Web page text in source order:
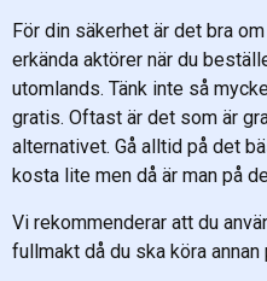
För din säkerhet är det bra
erkända aktörer när du
utomlands. Tänk inte så
gratis. Oftast är det som är
alternativet. Gå alltid på det
kosta lite men då är man på
Vi rekommenderar att du
fullmakt då du ska köra